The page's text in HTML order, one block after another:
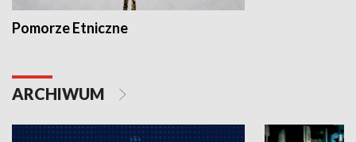
Pomorze Etniczne
ARCHIWUM